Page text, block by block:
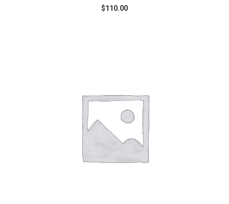
$110.00